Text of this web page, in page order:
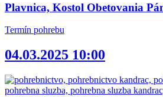
Plavnica, Kostol Obetovania
Termín pohrebu
04.03.2025 10:00